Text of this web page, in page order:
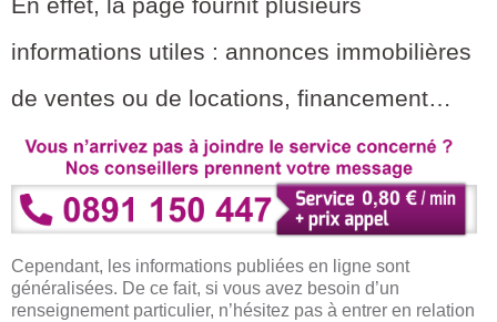
informations utiles : annonces immobilières
de ventes ou de locations, financement…
Cependant, les informations publiées en ligne sont
généralisées. De ce fait, si vous avez besoin d’un
renseignement particulier, n’hésitez pas à entrer en relation